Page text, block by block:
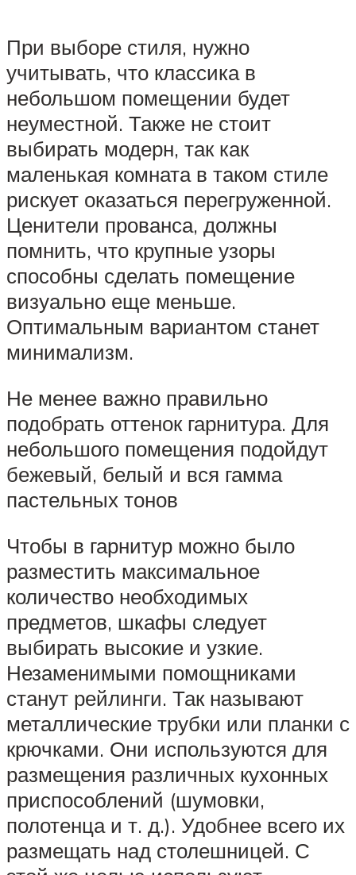
При выборе стиля, нужно
учитывать, что классика в
небольшом помещении будет
неуместной. Также не стоит
выбирать модерн, так как
маленькая комната в таком стиле
рискует оказаться перегруженной.
Ценители прованса, должны
помнить, что крупные узоры
способны сделать помещение
визуально еще меньше.
Оптимальным вариантом станет
минимализм.
Не менее важно правильно
подобрать оттенок гарнитура. Для
небольшого помещения подойдут
бежевый, белый и вся гамма
пастельных тонов
Чтобы в гарнитур можно было
разместить максимальное
количество необходимых
предметов, шкафы следует
выбирать высокие и узкие.
Незаменимыми помощниками
станут рейлинги. Так называют
металлические трубки или планки с
крючками. Они используются для
размещения различных кухонных
приспособлений (шумовки,
полотенца и т. д.). Удобнее всего их
размещать над столешницей. С